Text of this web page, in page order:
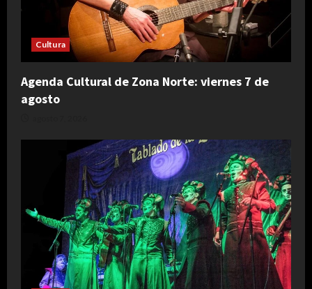
Cultura
Agenda Cultural de Zona Norte: viernes 7 de
agosto